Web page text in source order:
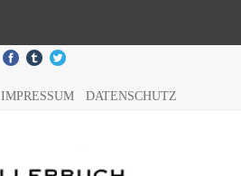
IMPRESSUM DATENSCHUTZ